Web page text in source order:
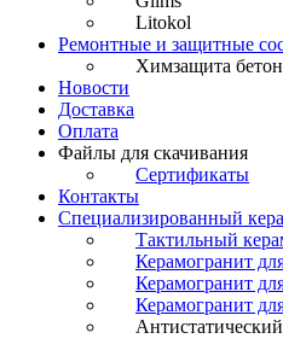
Litokol
Ремонтные и защитные
Химзащита
Новости
Доставка
Оплата
Файлы для скачивания
Сертификаты
Контакты
Специализированный
Тактильный
Керамогранит
Керамогранит
Керамогранит